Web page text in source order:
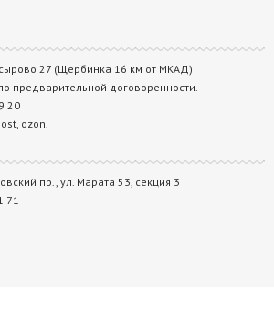
27 (Щербинка 16 км от МКАД)
предварительной договоренности.
20
ozon.
пр., ул. Марата 53, секция 3
71